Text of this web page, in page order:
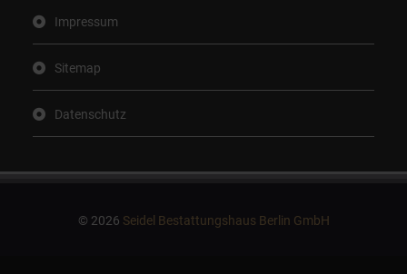
Impressum
Sitemap
Datenschutz
© 2026 Seidel Bestattungshaus Berlin GmbH